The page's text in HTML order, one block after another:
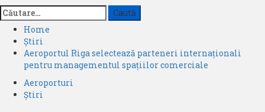
Caută
după:
Home
Știri
Aeroportul Riga selectează parteneri internaționali
pentru managementul spațiilor comerciale
Aeroporturi
Știri